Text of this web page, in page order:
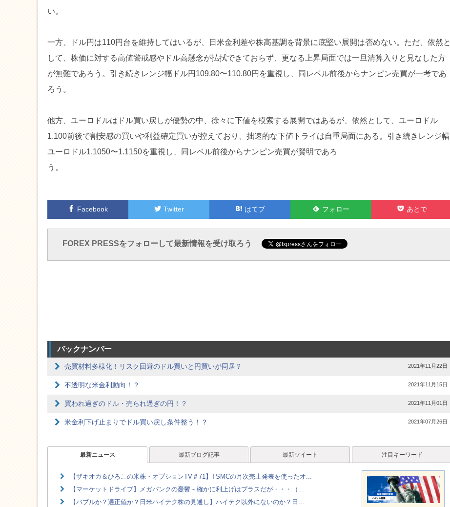
い。
一方、ドル円は110円台を維持してはいるが、日米金利差や株高基調を背景に底堅い展開は否めない。ただ、依然と
して、株価に対する高値警戒感やドル高懸念が払拭できておらず、更なる上昇局面では一旦清算入りと見なした方
が無難であろう。引き続きレンジ幅ドル円109.80〜110.80円を重視し、同レベル前後からナンピン売買が一考であ
ろう。
他方、ユーロドルはドル買い戻しが優勢の中、徐々に下値を模索する展開ではあるが、依然として、ユーロドル
1.100前後で割安感の買いや利益確定買いが控えており、拙速的な下値トライは自重局面にある。引き続きレンジ幅
ユーロドル1.1050〜1.1150を重視し、同レベル前後からナンピン売買が賢明であろ
う。
Facebook Twitter はてブ
Feedly
フォロー
Pocket
あとで
FOREX PRESSをフォローして最新情報を受け取ろう
バックナンバー
売買材料多様化！リスク回避のドル買いと円買いが同居？ 2021年11月22日
不透明な米金利動向！？ 2021年11月15日
買われ過ぎのドル・売られ過ぎの円！？ 2021年11月01日
米金利下げ止まりでドル買い戻し条件整う！？ 2021年07月26日
最新ニュース 最新ブログ記事 最新ツイート 注目キーワード
【ザキオカ＆ひろこの米株・オプションTV＃71】TSMCの月次売上発表を使ったオ...
【マーケットドライブ】メガバンクの憂鬱～確かに利上げはプラスだが・・・（...
【バブルか？適正値か？日米ハイテク株の見通し】ハイテク以外にないのか？日...